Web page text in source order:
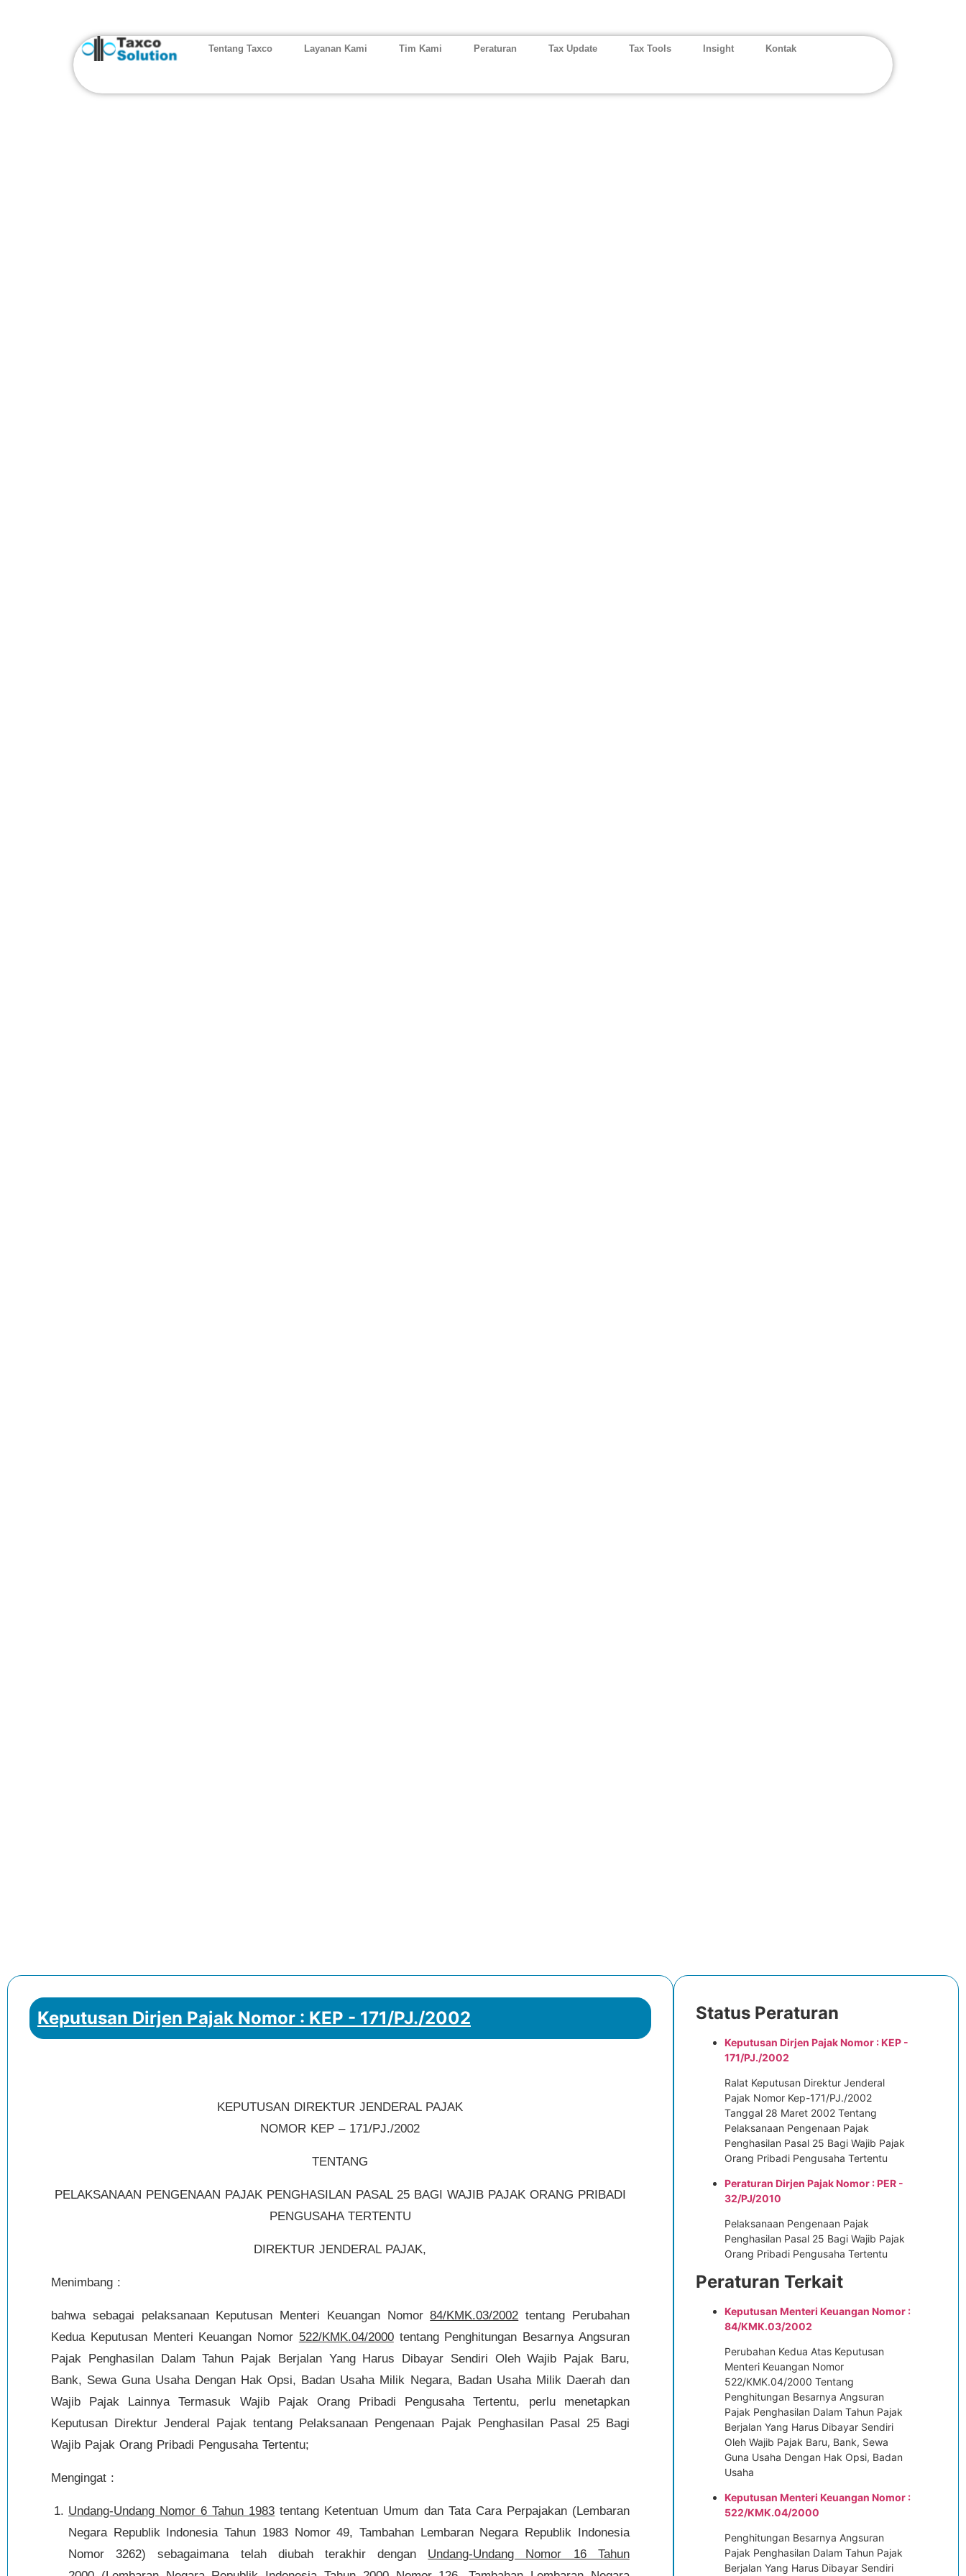
Tentang Taxco Layanan Kami Tim Kami Peraturan Tax Update Tax Tools Insight Kontak
Keputusan Dirjen Pajak Nomor : KEP - 171/PJ./2002
KEPUTUSAN DIREKTUR JENDERAL PAJAK
NOMOR KEP – 171/PJ./2002
TENTANG
PELAKSANAAN PENGENAAN PAJAK PENGHASILAN PASAL 25 BAGI WAJIB PAJAK ORANG PRIBADI
PENGUSAHA TERTENTU
DIREKTUR JENDERAL PAJAK,
Menimbang :
bahwa sebagai pelaksanaan Keputusan Menteri Keuangan Nomor84/KMK.03/2002 tentang Perubahan
Kedua Keputusan Menteri Keuangan Nomor 522/KMK.04/2000tentang Penghitungan Besarnya Angsuran
Pajak Penghasilan Dalam Tahun Pajak Berjalan Yang Harus Dibayar Sendiri Oleh Wajib Pajak Baru,
Bank, Sewa Guna Usaha Dengan Hak Opsi, Badan Usaha Milik Negara, Badan Usaha Milik Daerah dan
Wajib Pajak Lainnya Termasuk Wajib Pajak Orang Pribadi Pengusaha Tertentu, perlu menetapkan
Keputusan Direktur Jenderal Pajak tentang Pelaksanaan Pengenaan Pajak Penghasilan Pasal 25 Bagi
Wajib Pajak Orang Pribadi Pengusaha Tertentu;
Mengingat :
Undang-Undang Nomor 6 Tahun 1983 tentang Ketentuan Umum dan Tata Cara Perpajakan (Lembaran
Negara Republik Indonesia Tahun 1983 Nomor 49, Tambahan Lembaran Negara Republik Indonesia
Nomor 3262) sebagaimana telah diubah terakhir dengan Undang-Undang Nomor 16 Tahun
Status Peraturan
Keputusan Dirjen Pajak Nomor : KEP -
171/PJ./2002
Ralat Keputusan Direktur Jenderal
Pajak Nomor Kep-171/PJ./2002
Tanggal 28 Maret 2002 Tentang
Pelaksanaan Pengenaan Pajak
Penghasilan Pasal 25 Bagi Wajib Pajak
Orang Pribadi Pengusaha Tertentu
Peraturan Dirjen Pajak Nomor : PER -
32/PJ/2010
Pelaksanaan Pengenaan Pajak
Penghasilan Pasal 25 Bagi Wajib Pajak
Orang Pribadi Pengusaha Tertentu
Peraturan Terkait
Keputusan Menteri Keuangan Nomor :
84/KMK.03/2002
Perubahan Kedua Atas Keputusan
Menteri Keuangan Nomor
522/KMK.04/2000 Tentang
Penghitungan Besarnya Angsuran
Pajak Penghasilan Dalam Tahun Pajak
Berjalan Yang Harus Dibayar Sendiri
Oleh Wajib Pajak Baru, Bank, Sewa
Guna Usaha Dengan Hak Opsi, Badan
Usaha
Keputusan Menteri Keuangan Nomor :
522/KMK.04/2000
Penghitungan Besarnya Angsuran
Pajak Penghasilan Dalam Tahun Pajak
Berjalan Yang Harus Dibayar Sendiri